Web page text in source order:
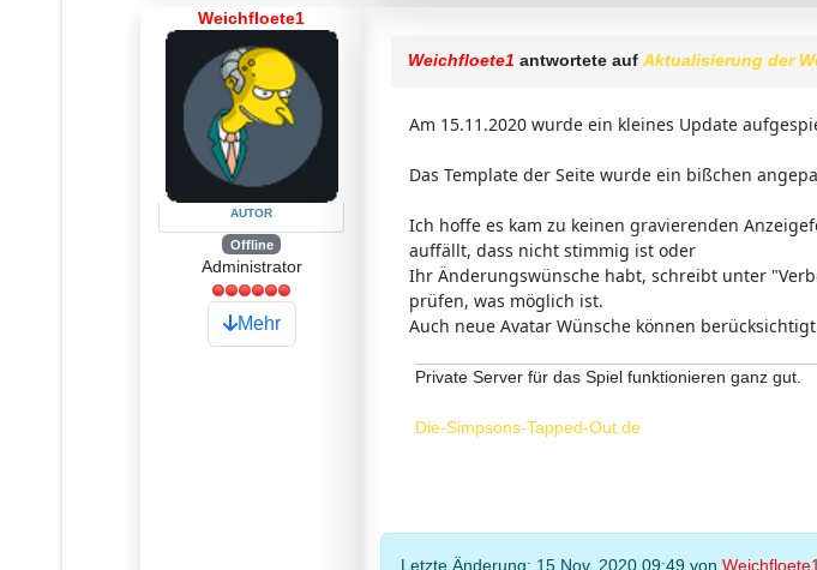
Weichfloete1
AUTOR
Offline
Administrator
Mehr
Weichfloete1 antwortete auf Aktualisierung der
Am 15.11.2020 wurde ein kleines Update
Das Template der Seite wurde ein bißchen
Ich hoffe es kam zu keinen gravierenden
auffällt, dass nicht stimmig ist oder
Ihr Änderungswünsche habt, schreibt unter
prüfen, was möglich ist.
Auch neue Avatar Wünsche können
Private Server für das Spiel funktionieren ganz gut.
Die-Simpsons-Tapped-Out.de
Letzte Änderung: 15 Nov. 2020 09:49 von Weichfloete1